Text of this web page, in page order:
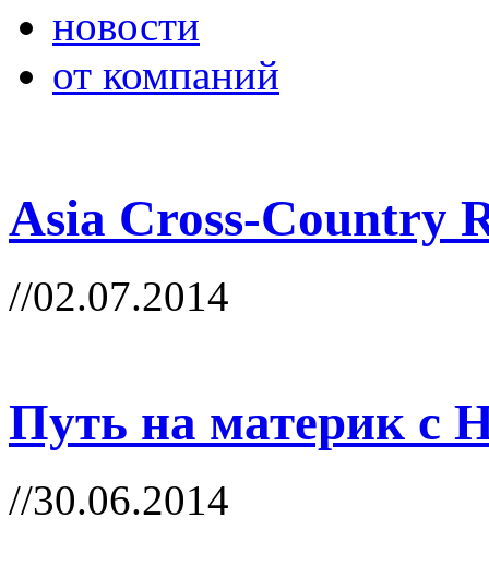
новости
от компаний
Asia Cross-Country
//02.07.2014
Путь на материк с
//30.06.2014